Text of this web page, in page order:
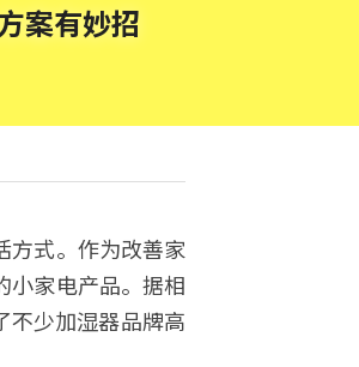
案有妙招
方式。作为改善家
小家电产品。据相
不少加湿器品牌高